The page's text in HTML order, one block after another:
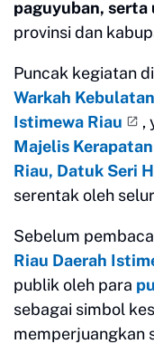
paguyuban, serta
provinsi dan
Puncak kegiatan
Warkah
Istimewa Riau
,
Majelis
Riau, Datuk Seri
serentak oleh
Sebelum
Riau Daerah
publik oleh para
sebagai simbol
memperjuangkan